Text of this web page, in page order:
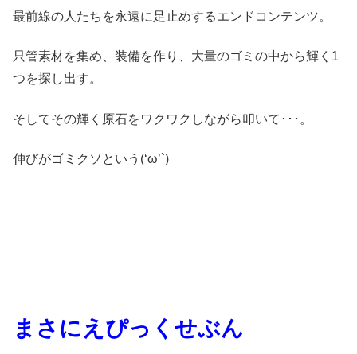
最前線の人たちを永遠に足止めするエンドコンテンツ。
只管素材を集め、装備を作り、大量のゴミの中から輝く1
つを探し出す。
そしてその輝く原石をワクワクしながら叩いて･･･。
伸びがゴミクソという(‘ω’`)
まさにえぴっくせぶん